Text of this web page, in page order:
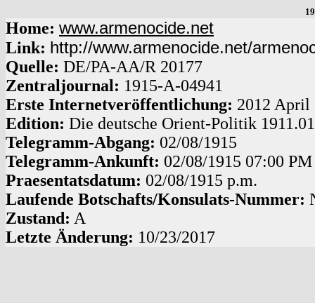
Home: www.armenocide.net
Link: http://www.armenocide.net/
Quelle: DE/PA-AA/R 20177
Zentraljournal: 1915-A-04941
Erste Internetveröffentlichung: 2012 April
Edition: Die deutsche Orient-Politik
Telegramm-Abgang: 02/08/1915
Telegramm-Ankunft: 02/08/1915 07:00 PM
Praesentatsdatum: 02/08/1915 p.m.
Laufende Botschafts/Konsulats-Nummer:
Zustand: A
Letzte Änderung: 10/23/2017